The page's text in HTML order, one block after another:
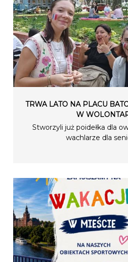
TRWA LATO NA PLACU
W
Stworzyli już poidełka dla
wachlarze dla